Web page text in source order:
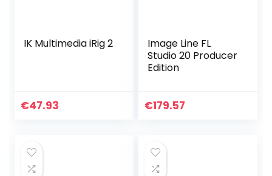
IK Multimedia iRig 2
€47.93
Image Line FL
Studio 20 Producer
Edition
€179.57